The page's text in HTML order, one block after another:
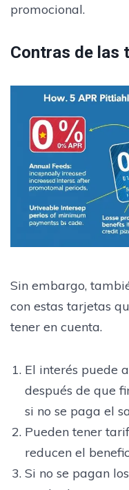
promocional.
Contras de las
Sin embargo,
con estas tarjetas
tener en cuenta.
El interés puede
después de que
si no se paga el
Pueden tener
reducen el
Si no se pagan